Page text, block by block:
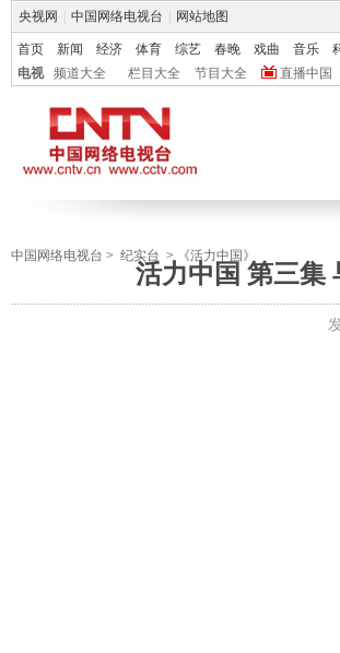
央视网 中国网络电视台 网站地图
首页 新闻 经济 体育 综艺 春晚 戏曲 音乐
电视
频道大全 栏目大全 节目大全 直播中国
中国网络电视台 > 纪实台 > 《活力中国》
活力中国 第三集